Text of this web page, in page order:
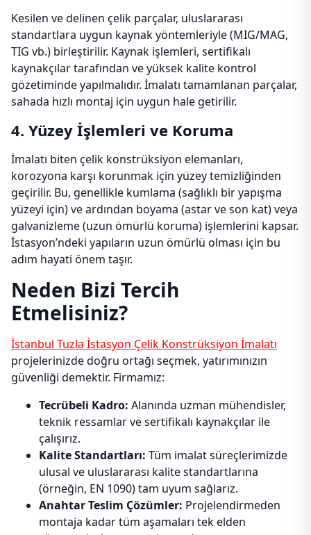
Kesilen ve delinen çelik parçalar, uluslararası
standartlara uygun kaynak yöntemleriyle (MIG/MAG,
TIG vb.) birleştirilir. Kaynak işlemleri, sertifikalı
kaynakçılar tarafından ve yüksek kalite kontrol
gözetiminde yapılmalıdır. İmalatı tamamlanan parçalar,
sahada hızlı montaj için uygun hale getirilir.
4. Yüzey İşlemleri ve Koruma
İmalatı biten çelik konstrüksiyon elemanları,
korozyona karşı korunmak için yüzey temizliğinden
geçirilir. Bu, genellikle kumlama (sağlıklı bir yapışma
yüzeyi için) ve ardından boyama (astar ve son kat) veya
galvanizleme (uzun ömürlü koruma) işlemlerini kapsar.
İstasyon’ndeki yapıların uzun ömürlü olması için bu
adım hayati önem taşır.
Neden Bizi Tercih
Etmelisiniz?
İstanbul Tuzla İstasyon Çelik Konstrüksiyon İmalatı
projelerinizde doğru ortağı seçmek, yatırımınızın
güvenliği demektir. Firmamız:
Tecrübeli Kadro: Alanında uzman mühendisler,
teknik ressamlar ve sertifikalı kaynakçılar ile
çalışırız.
Kalite Standartları: Tüm imalat süreçlerimizde
ulusal ve uluslararası kalite standartlarına
(örneğin, EN 1090) tam uyum sağlarız.
Anahtar Teslim Çözümler: Projelendirmeden
montaja kadar tüm aşamaları tek elden